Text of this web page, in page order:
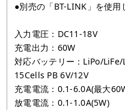
●別売の「BT-LINK」を使
入力電圧：DC11-18V
充電出力：60W
対応バッテリー：LiPo/
15Cells PB 6V/12V
充電電流：0.1-6.0A(最大
放電電流：0.1-1.0A(5W)